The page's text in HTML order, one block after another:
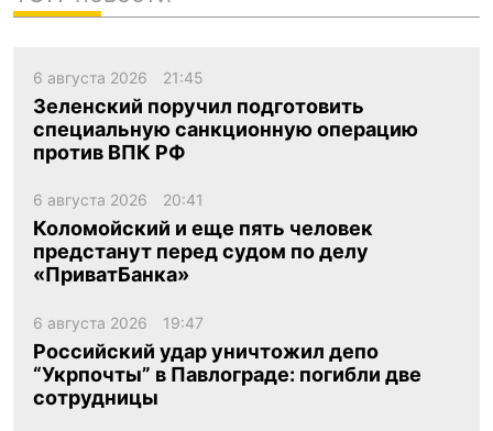
6 августа 2026 21:45
Зеленский поручил подготовить
специальную санкционную операцию
против ВПК РФ
6 августа 2026 20:41
Коломойский и еще пять человек
предстанут перед судом по делу
«ПриватБанка»
6 августа 2026 19:47
Российский удар уничтожил депо
“Укрпочты” в Павлограде: погибли две
сотрудницы